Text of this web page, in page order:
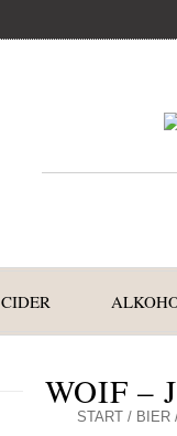
CIDER
WOIF –
START / BIER